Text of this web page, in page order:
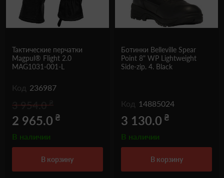
Тактические перчатки
Magpul® Flight 2.0
MAG1031-001-L
Код 236987
3 954.0
2 965.0 ₴
В наличии
в корзину
Ботинки Belleville Spear
Point 8" WP Lightweight
Side-zip. 4. Black
Код 14885024
3 130.0 ₴
В наличии
в корзину